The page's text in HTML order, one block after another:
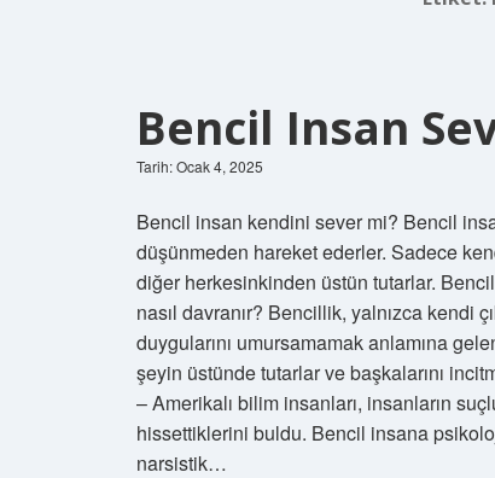
Bencil Insan
Tarih: Ocak 4, 2025
Bencil insan kendini sever mi? Bencil
düşünmeden hareket ederler. Sadece
diğer herkesinkinden üstün tutarlar.
nasıl davranır? Bencillik, yalnızca kendi
duygularını umursamamak anlamına
şeyin üstünde tutarlar ve başkalarını
– Amerikalı bilim insanları, insanların
hissettiklerini buldu. Bencil insana
narsistik…